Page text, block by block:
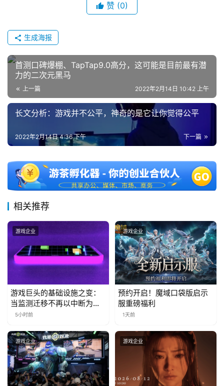
休
闲
游
戏
2
第
三
届
金
茶
7
3
0
日
游
茶
赞 (0)
生成海报
首测口碑爆棚、TapTap9.0高分，这可能是目前最有潜
力的二次元黑马
上一篇 2022年2月14日 10:42 上午
长文分析：游戏并不公平，神奇的是它让你觉得公平
下一篇
2022年2月14日 4:36 下午
相关推荐
游戏企业
游戏巨头的基础设施之变：
当监测迁移不再以中断为代
价
5小时前
游戏企业
预约开启！魔域口袋版启示
服重磅福利
1天前
游戏企业 游戏企业